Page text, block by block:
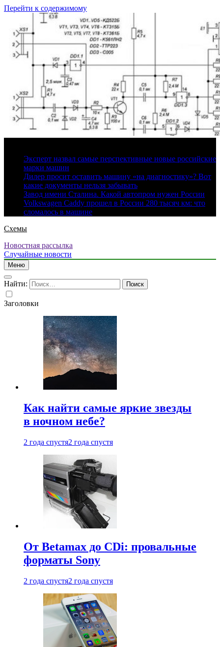
Перейти к содержимому
Эксперт назвал самые перспективные новые российские
марки машин
Дилер просит оставить машину «на диагностику»? Вот
какие документы нельзя забывать
Завод имени Сталина. Какой автопром нужен России
Volkswagen Caddy прошел в России 280 тысяч км: что
сломалось в машине
Схемы
Новостная рассылка
Случайные новости
Меню
Найти:
Заголовки
Как найти самые яркие звезды
в ночном небе?
2 года спустя2 года спустя
От Betamax до CDi: провальные
форматы Sony
2 года спустя2 года спустя